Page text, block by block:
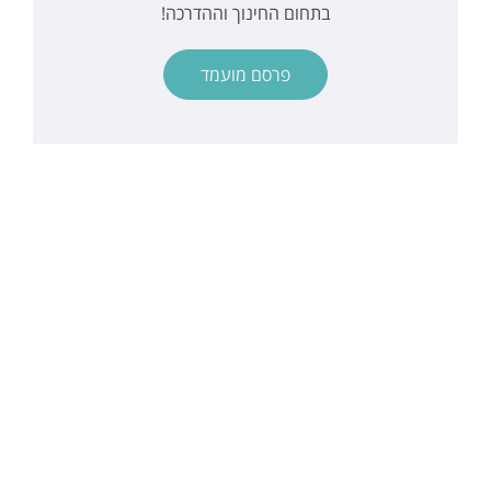
בתחום החינוך וההדרכה!
פרסם מועמד